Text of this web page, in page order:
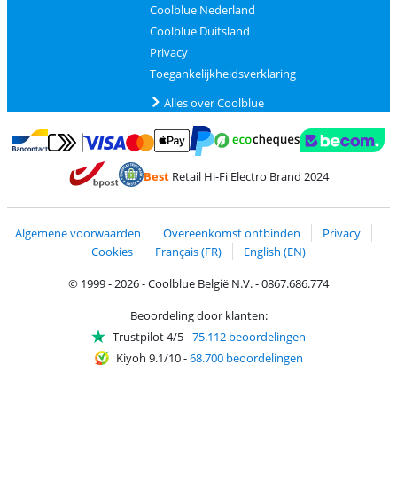
Coolblue Nederland
Coolblue Duitsland
Privacy
Toegankelijkheidsverklaring
Alles over Coolblue
Betalen met Bancontact
Betalen met MasterCard en Visa via ClickToPay
Betalen met PayPal
BestRetail Hi-Fi Electro Brand 2024
Algemene voorwaarden Overeenkomst ontbinden
Privacy
Cookies
Français (FR)
English (EN)
© 1999 - 2026 - Coolblue België N.V. - 0867.686.774
Beoordeling door klanten:
Trustpilot 4/5-75.112 beoordelingen
Kiyoh 9.1/10-68.700 beoordelingen